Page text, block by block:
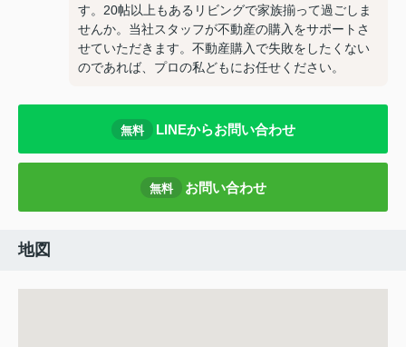
す。20帖以上もあるリビングで家族揃って過ごしま
せんか。当社スタッフが不動産の購入をサポートさ
せていただきます。不動産購入で失敗をしたくない
のであれば、プロの私どもにお任せください。
無料 LINEからお問い合わせ
無料 お問い合わせ
地図